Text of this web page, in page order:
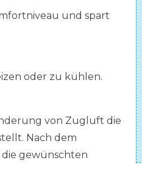
und spart
oder zu kühlen.
von Zugluft die
Nach dem
gewünschten